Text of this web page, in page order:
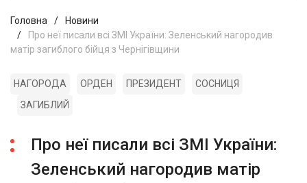
Головна
Новини
Про неї писали всі ЗМІ України: Зеленський нагородив
матір загиблого бійця з Чернігівщини
НАГОРОДА ОРДЕН ПРЕЗИДЕНТ
СОСНИЦЯ
ЗАГИБЛИЙ
Про неї писали всі ЗМІ України:
Зеленський нагородив матір